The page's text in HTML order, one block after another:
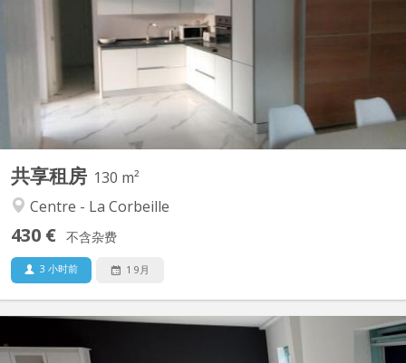
共享租房 130 m²
Centre - La Corbeille
430 € 不含杂费
3 小时前 1 9月
appartement moderne et chic de quatre chambres avec douche
et meuble de bains individuels. L'appartement est composé d'un
beau séjour bien lumineux donnant sur une terrasse de +/- 8m²
et incluant la cuisine moderne avec électroménagers AEG...
KN 3562